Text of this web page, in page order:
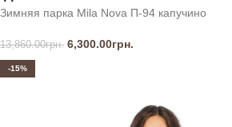
Зимняя парка Mila Nova П-94 капучино
13,860.00грн. 6,300.00грн.
-15%